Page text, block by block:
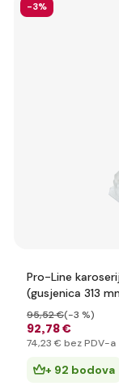
-3%
Pro-Line
(gusjenica 313
92,78 €
95,52 €(-3 %)
74,23 € bez PDV-a
+ 92 bodova